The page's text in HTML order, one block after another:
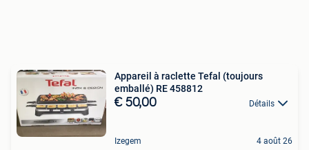
Appareil à raclette Tefal (toujours
emballé) RE 458812
€ 50,00 Détails
Izegem 4 août 26